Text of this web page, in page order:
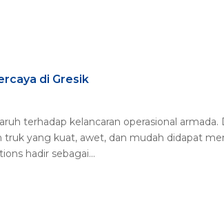
di Gresik
terhadap kelancaran operasional armada.
yang kuat, awet, dan mudah didapat
hadir sebagai...